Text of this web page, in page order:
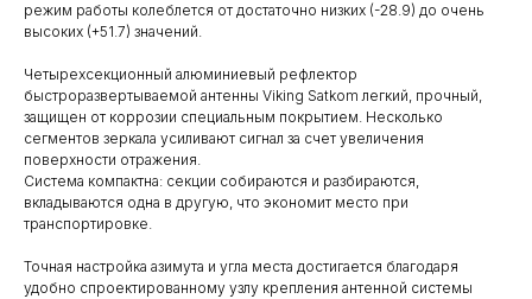
режим работы колеблется от достаточно низких (-28.9) до очень
высоких (+51.7) значений.
Четырехсекционный алюминиевый рефлектор
быстроразвертываемой антенны Viking Satkom легкий, прочный,
защищен от коррозии специальным покрытием. Несколько
сегментов зеркала усиливают сигнал за счет увеличения
поверхности отражения.
Система компактна: секции собираются и разбираются,
вкладываются одна в другую, что экономит место при
транспортировке.
Точная настройка азимута и угла места достигается благодаря
удобно спроектированному узлу крепления антенной системы